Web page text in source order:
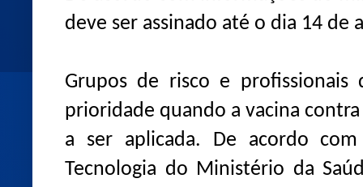
deve ser assinado até o dia 14 de
Grupos de risco e profissionais
prioridade quando a vacina
a ser aplicada. De acordo
Tecnologia do Ministério da